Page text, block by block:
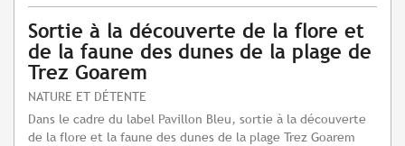
Sortie à la découverte de la flore et
de la faune des dunes de la plage de
Trez Goarem
NATURE ET DÉTENTE
Dans le cadre du label Pavillon Bleu, sortie à la découverte
de la flore et la faune des dunes de la plage Trez Goarem